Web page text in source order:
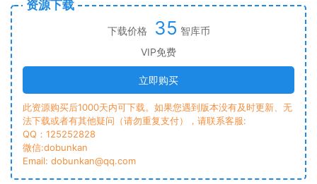
资源下载
下载价格 35 智库币
VIP免费
立即购买
此资源购买后1000天内可下载。如果您遇到版本没有及时更新、无
法下载或者有其他疑问（请勿重复支付），请联系客服:
QQ：125252828
微信:dobunkan
Email: dobunkan@qq.com